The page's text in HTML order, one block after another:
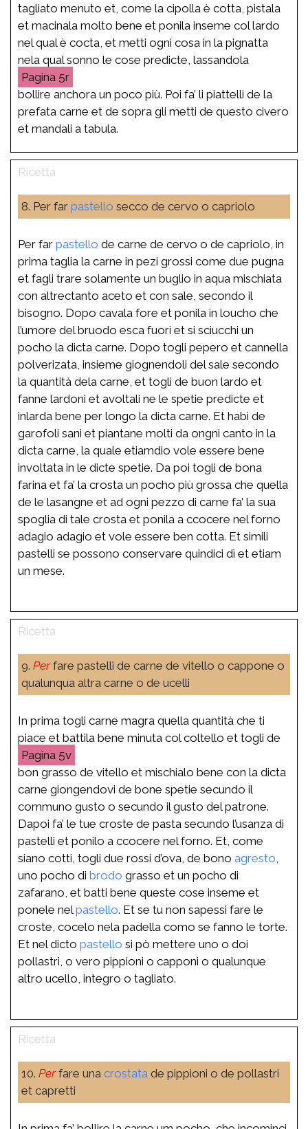
tagliato menuto et, come la cipolla è cotta, pistala
et macinala molto bene et ponila inseme col lardo
nel qual è cocta, et metti ogni cosa in la pignatta
nela qual sonno le cose predicte, lassandola
5r
bollire anchora un poco più. Poi fa’ li piattelli de la
prefata carne et de sopra gli metti de questo civero
et mandali a tabula.
8. Per far pastello secco de cervo o capriolo
Per far pastello de carne de cervo o de capriolo, in
prima taglia la carne in pezi grossi come due pugna
et fagli trare solamente un buglio in aqua mischiata
con altrectanto aceto et con sale, secondo il
bisogno. Dopo cavala fore et ponila in loucho che
l’umore del bruodo esca fuori et si sciucchi un
pocho la dicta carne. Dopo togli pepero et cannella
polverizata, insieme giognendoli del sale secondo
la quantità dela carne, et togli de buon lardo et
fanne lardoni et avoltali ne le spetie predicte et
inlarda bene per longo la dicta carne. Et habi de
garofoli sani et piantane molti da ongni canto in la
dicta carne, la quale etiamdio vole essere bene
involtata in le dicte spetie. Da poi togli de bona
farina et fa’ la crosta un pocho più grossa che quella
de le lasangne et ad ogni pezzo di carne fa’ la sua
spoglia di tale crosta et ponila a ccocere nel forno
adagio adagio et vole essere ben cotta. Et simili
pastelli se possono conservare quindici dì et etiam
un mese.
9. Perfare pastelli de carne de vitello o cappone o
qualunqua altra carne o de ucelli
In prima togli carne magra quella quantità che ti
piace et battila bene minuta col coltello et togli de
5v
bon grasso de vitello et mischialo bene con la dicta
carne giongendovi de bone spetie secundo il
communo gusto o secundo il gusto del patrone.
Dapoi fa’ le tue croste de pasta secundo l’usanza di
pastelli et ponilo a ccocere nel forno. Et, come
siano cotti, togli due rossi d’ova, de bono agresto
uno pocho di brodo grasso et un pocho di
zafarano, et batti bene queste cose inseme et
ponele nelpastello. Et se tu non sapessi fare le
croste, cocelo nela padella como se fanno le torte.
Et nel dicto pastello si pò mettere uno o doi
pollastri, o vero pippioni o capponi o qualunque
altro ucello, integro o tagliato.
10. Perfare una crostata de pippioni o de pollastri
et capretti